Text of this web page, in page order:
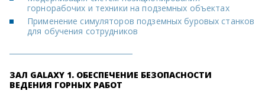
горнорабочих и техники на подземных объектах
Применение симуляторов подземных буровых станков
для обучения сотрудников
ЗАЛ GALAXY 1. ОБЕСПЕЧЕНИЕ БЕЗОПАСНОСТИ
ВЕДЕНИЯ ГОРНЫХ РАБОТ